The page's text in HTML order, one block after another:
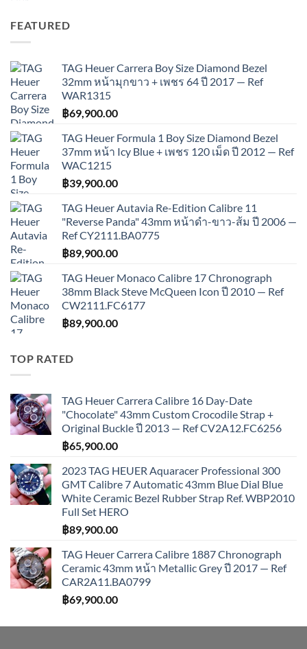
FEATURED
TAG Heuer Carrera Boy Size Diamond Bezel
32mm หน้ามุกขาว + เพชร 64 ปี 2017 — Ref
WAR1315
฿69,900.00
TAG Heuer Formula 1 Boy Size Diamond Bezel
37mm หน้า Icy Blue + เพชร 120 เม็ด ปี 2012 — Ref
WAC1215
฿39,900.00
TAG Heuer Autavia Re-Edition Calibre 11
"Reverse Panda" 43mm หน้าดำ-ขาว-ส้ม ปี 2006 —
Ref CY2111.BA0775
฿89,900.00
TAG Heuer Monaco Calibre 17 Chronograph
38mm Black Steve McQueen Icon ปี 2010 — Ref
CW2111.FC6177
฿89,900.00
TOP RATED
TAG Heuer Carrera Calibre 16 Day-Date
"Chocolate" 43mm Custom Crocodile Strap +
Original Buckle ปี 2013 — Ref CV2A12.FC6256
฿65,900.00
2023 TAG HEUER Aquaracer Professional 300
GMT Calibre 7 Automatic 43mm Blue Dial Blue
White Ceramic Bezel Rubber Strap Ref. WBP2010
Full Set HERO
฿89,900.00
TAG Heuer Carrera Calibre 1887 Chronograph
Ceramic 43mm หน้า Metallic Grey ปี 2017 — Ref
CAR2A11.BA0799
฿69,900.00